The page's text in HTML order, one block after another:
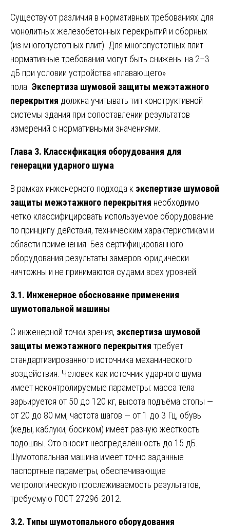
Существуют различия в нормативных требованиях для
монолитных железобетонных перекрытий и сборных
(из многопустотных плит). Для многопустотных плит
нормативные требования могут быть снижены на 2–3
дБ при условии устройства «плавающего»
пола. Экспертиза шумовой защиты межэтажного
перекрытия должна учитывать тип конструктивной
системы здания при сопоставлении результатов
измерений с нормативными значениями.
Глава 3. Классификация оборудования для
генерации ударного шума
В рамках инженерного подхода к экспертизе шумовой
защиты межэтажного перекрытия необходимо
четко классифицировать используемое оборудование
по принципу действия, техническим характеристикам и
области применения. Без сертифицированного
оборудования результаты замеров юридически
ничтожны и не принимаются судами всех уровней.
3.1. Инженерное обоснование применения
шумотопальной машины
С инженерной точки зрения, экспертиза шумовой
защиты межэтажного перекрытия требует
стандартизированного источника механического
воздействия. Человек как источник ударного шума
имеет неконтролируемые параметры: масса тела
варьируется от 50 до 120 кг, высота подъёма стопы —
от 20 до 80 мм, частота шагов — от 1 до 3 Гц, обувь
(кеды, каблуки, босиком) имеет разную жёсткость
подошвы. Это вносит неопределённость до 15 дБ.
Шумотопальная машина имеет точно заданные
паспортные параметры, обеспечивающие
метрологическую прослеживаемость результатов,
требуемую ГОСТ 27296-2012.
3.2. Типы шумотопального оборудования